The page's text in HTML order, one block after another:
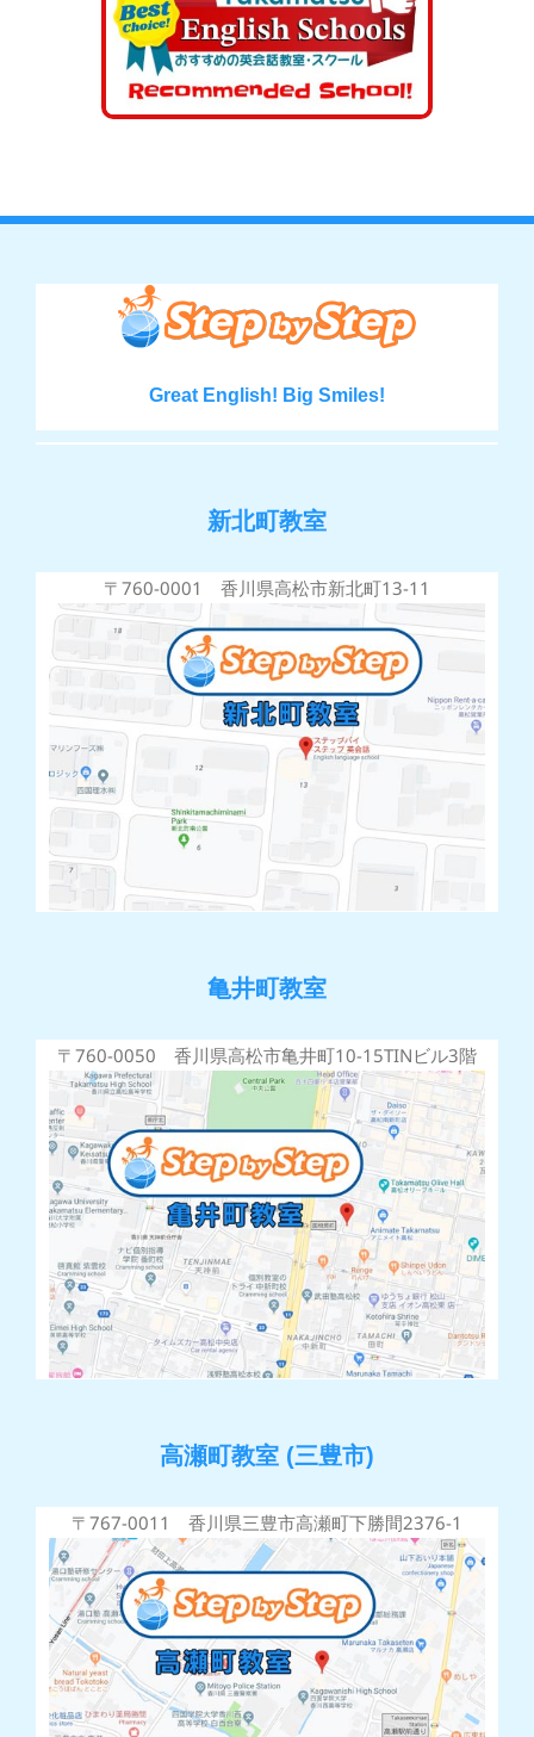
Great English! Big Smiles!
新北町教室
〒760-0001 香川県高松市新北町13-11
亀井町教室
〒760-0050 香川県高松市亀井町10-15TINビル3階
高瀬町教室 (三豊市)
〒767-0011 香川県三豊市高瀬町下勝間2376-1